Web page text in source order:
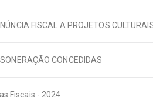
FISCAL A PROJETOS
CONCEDIDAS
Fiscais - 2024